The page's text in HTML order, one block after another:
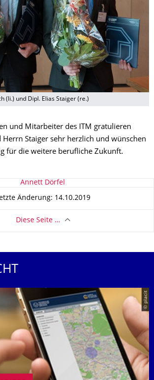
(li.) und Dipl. Elias Staiger (re.)
und Mitarbeiter des ITM gratulieren
Staiger sehr herzlich und wünschen
für die weitere berufliche Zukunft.
Annett Dörfel
Änderung: 14.10.2019
Diese Seite …
© placit